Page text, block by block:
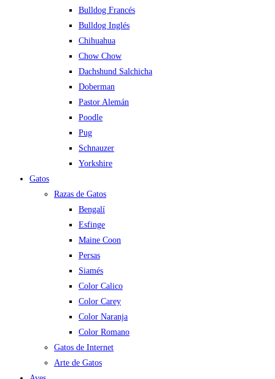
Bulldog Francés
Bulldog Inglés
Chihuahua
Chow Chow
Dachshund Salchicha
Doberman
Pastor Alemán
Poodle
Pug
Schnauzer
Yorkshire
Gatos
Razas de Gatos
Bengalí
Esfinge
Maine Coon
Persas
Siamés
Color Calico
Color Carey
Color Naranja
Color Romano
Gatos de Internet
Arte de Gatos